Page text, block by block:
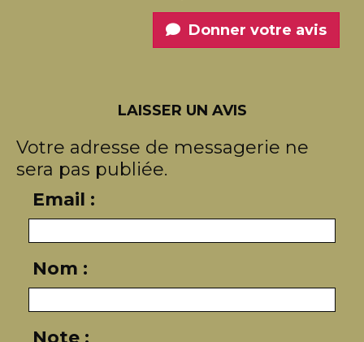
Donner votre avis
LAISSER UN AVIS
Votre adresse de messagerie ne
sera pas publiée.
Email :
Nom :
Note :